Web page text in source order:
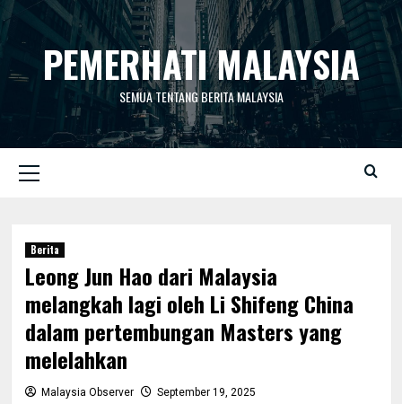
Skip
contentPEMERHATI MALAYSIA
SEMUA TENTANG BERITA MALAYSIA
Menu
Berita
Leong Jun Hao dari Malaysia
melangkah lagi oleh Li Shifeng China
dalam pertembungan Masters yang
melelahkan
Malaysia Observer September 19, 2025